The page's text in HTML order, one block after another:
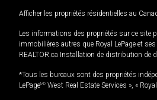
Afficher les propriétés résidentielles au
Les informations des propriétés sur ce site
immobilières autres que Royal LePage et
REALTOR.ca Installation de distribution de
*Tous les bureaux sont des propriétés
LePageMD West Real Estate Services », «